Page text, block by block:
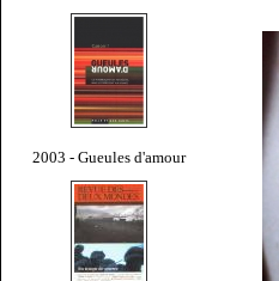
2003 - Gueules d'amour